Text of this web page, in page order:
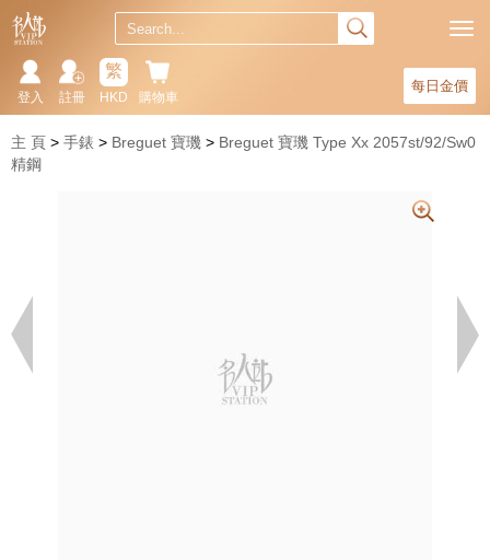
每日金價
購物車
繁
HKD
註冊
登入
主 頁 手錶 Breguet 寶璣
Breguet 寶璣 Type Xx 2057st/92/Sw0
精鋼